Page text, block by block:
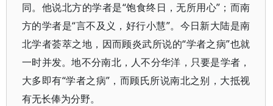
同。他说北方的学者是“饱食终日，无所用心”；而南
方的学者是“言不及义，好行小慧”。今日新大陆是南
北学者荟萃之地，因而顾炎武所说的“学者之病”也就
一时并发。地不分南北，人不分华洋，只要是学者，
大多即有“学者之病”，而顾氏所说南北之别，大抵视
有无长俸为分野。